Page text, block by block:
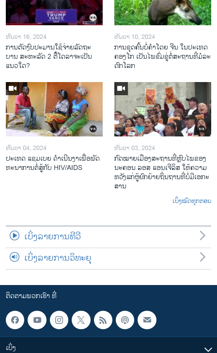
ທັນວາ 16, 2024
ການ​ຕັດ​ງົບ​ປະ​ມານ​ໃຊ້​ຈ່າຍ​ລັດ​ຖະ​
ບານ ສະ​ຫະ​ລັດ 2 ຕື້​ໂດ​ລາ​ຈະ​ເປັນ​
ແນວ​ໃດ?
ທັນວາ 10, 2024
ການ​ຂຸດ​ຄົ້ນ​ບໍ່​ຄຳ​ໂດຍ ຈີນ ໃນ​ປະ​ເທດ
ຄອງ​ໂກ ເປັນ​ໄພ​ຂົ່ມ​ຂູ່​ຕໍ່​ສະ​ຖານ​ທີ່​ມໍ​ລະ​
ດົກ​ໂລກ​
ທັນວາ 04, 2024
ປະ​ເທດ ແຊມ​ເບຍ ດຳ​ເນີນ​ງາ​ເພື່ອ​ພັດ​
ທະ​ນາ​ການ​ຕໍ່​ສູ້​ກັບ​ HIV/AIDS
ທັນວາ 03, 2024
ກົດ​ໝາຍ​ເມືອງ​ສະ​ຖານ​ທີ່ຫຼົບ​ໄພ​ຂອງ​
ນະ​ຄອນ ລອ​ສ ແອນ​ເຈີ​ລິ​ສ ໃຫ້​ຄວາມ​
ຫວັງ​ແກ່​ຜູ້​ຍົກ​ຍ້າຍ​ຖິ່ນ​ຖານ​ທີ່ບໍ່​ມີ​ເອ​ກະ​
ສານ
ເບິ່ງໝົດທຸກຕອນ
ເບິ່ງລາຍການທີວີ
ເບິ່ງລາຍການວິທະຍຸ
ຕິດຕາມພວກເຮົາ ທີ່
ເບິ່ງ